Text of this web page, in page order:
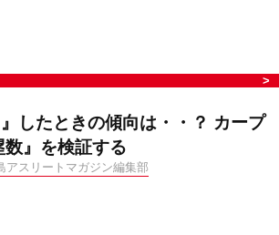
』したときの傾向は・・？ カープ
』を検証する
アスリートマガジン編集部